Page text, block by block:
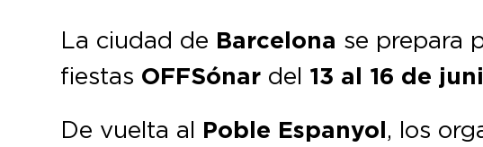
La ciudad de Barcelona se prepara
fiestas OFFSónar del 13 al 16 de
De vuelta al Poble Espanyol, los